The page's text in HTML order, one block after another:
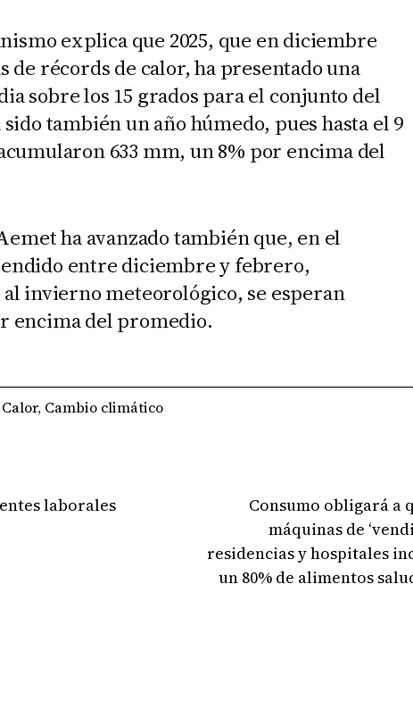
explica que 2025, que en diciembre
de récords de calor, ha presentado una
sobre los 15 grados para el conjunto del
también un año húmedo, pues hasta el 9
633 mm, un 8% por encima del
ha avanzado también que, en el
entre diciembre y febrero,
invierno meteorológico, se esperan
encima del promedio.
Calor, Cambio climático
laborales
Consumo obligará a
máquinas de
residencias y hospitales
un 80% de alimentos